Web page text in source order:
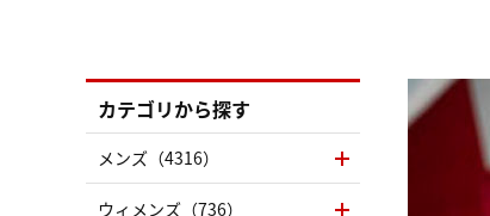
カテゴリから探す
メンズ（4316）
ウィメンズ（736）